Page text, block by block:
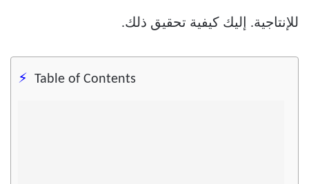
للإنتاجية. إليك كيفية تحقيق ذلك.
Table of Contents